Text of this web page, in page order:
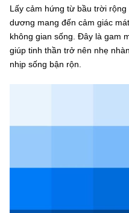
Lấy cảm hứng từ bầu trời
dương mang đến cảm giác
không gian sống. Đây là gam
giúp tinh thần trở nên nhẹ
nhịp sống bận rộn.